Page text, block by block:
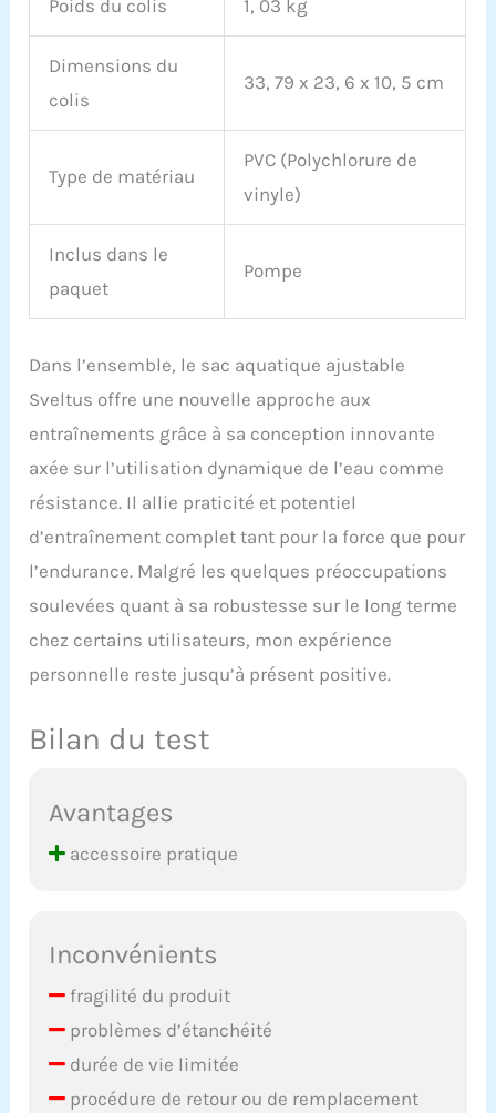
Poids du colis 1, 03 kg
Dimensions du
colis
33, 79 x 23, 6 x 10, 5 cm
Type de matériau
PVC (Polychlorure de
vinyle)
Inclus dans le
paquet
Pompe
Dans l’ensemble, le sac aquatique ajustable
Sveltus offre une nouvelle approche aux
entraînements grâce à sa conception innovante
axée sur l’utilisation dynamique de l’eau comme
résistance. Il allie praticité et potentiel
d’entraînement complet tant pour la force que pour
l’endurance. Malgré les quelques préoccupations
soulevées quant à sa robustesse sur le long terme
chez certains utilisateurs, mon expérience
personnelle reste jusqu’à présent positive.
Bilan du test
Avantages
accessoire pratique
Inconvénients
fragilité du produit
problèmes d’étanchéité
durée de vie limitée
procédure de retour ou de remplacement